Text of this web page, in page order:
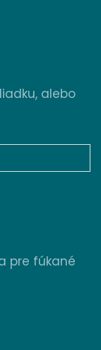
alebo
pre fúkané